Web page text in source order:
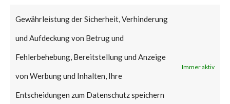
Gewährleistung der Sicherheit, Verhinderung
und Aufdeckung von Betrug und
Fehlerbehebung, Bereitstellung und Anzeige
von Werbung und Inhalten, Ihre
Entscheidungen zum Datenschutz speichern
Immer aktiv
What is the Vendor Solution?